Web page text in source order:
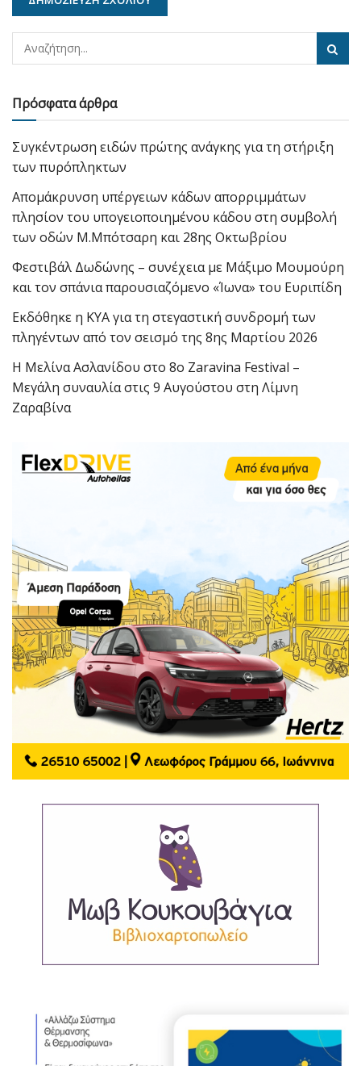
Πρόσφατα άρθρα
Συγκέντρωση ειδών πρώτης ανάγκης για τη στήριξη
των πυρόπληκτων
Απομάκρυνση υπέργειων κάδων απορριμμάτων
πλησίον του υπογειοποιημένου κάδου στη συμβολή
των οδών Μ.Μπότσαρη και 28ης Οκτωβρίου
Φεστιβάλ Δωδώνης – συνέχεια με Μάξιμο Μουμούρη
και τον σπάνια παρουσιαζόμενο «Ίωνα» του Ευριπίδη
Εκδόθηκε η ΚΥΑ για τη στεγαστική συνδρομή των
πληγέντων από τον σεισμό της 8ης Μαρτίου 2026
Η Μελίνα Ασλανίδου στο 8ο Zaravina Festival –
Μεγάλη συναυλία στις 9 Αυγούστου στη Λίμνη
Ζαραβίνα